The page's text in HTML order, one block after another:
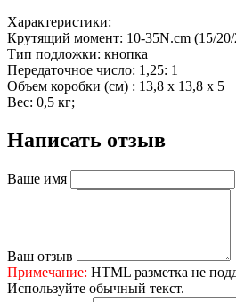
Характеристики:
Крутящий момент: 10-35N.cm (15/
Тип подложки: кнопка
Передаточное число: 1,25: 1
Объем коробки (см) : 13,8 х 13,8 х 5
Вес: 0,5 кг;
Написать отзыв
Ваше имя
Ваш отзыв
Примечание: HTML разметка не
Используйте обычный текст.